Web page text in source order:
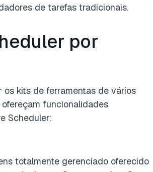
de tarefas tradicionais.
por
kits de ferramentas de vários
funcionalidades
Scheduler:
totalmente gerenciado oferecido